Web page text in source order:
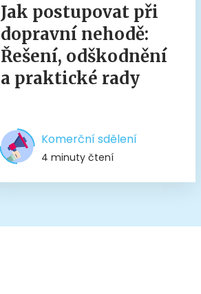
Jak postupovat při
dopravní nehodě:
Řešení, odškodnění
a praktické rady
Komerční sdělení
4 minuty čtení